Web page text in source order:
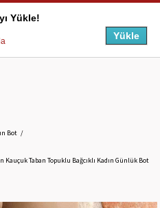
Bot
Taban Topuklu Bağcıklı Kadın Günlük Bot
Yükle!
Yükle